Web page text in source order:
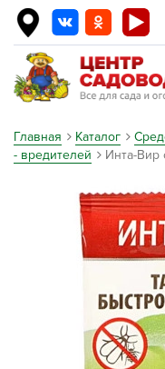
Главная Каталог
- вредителей
Инта-Вир